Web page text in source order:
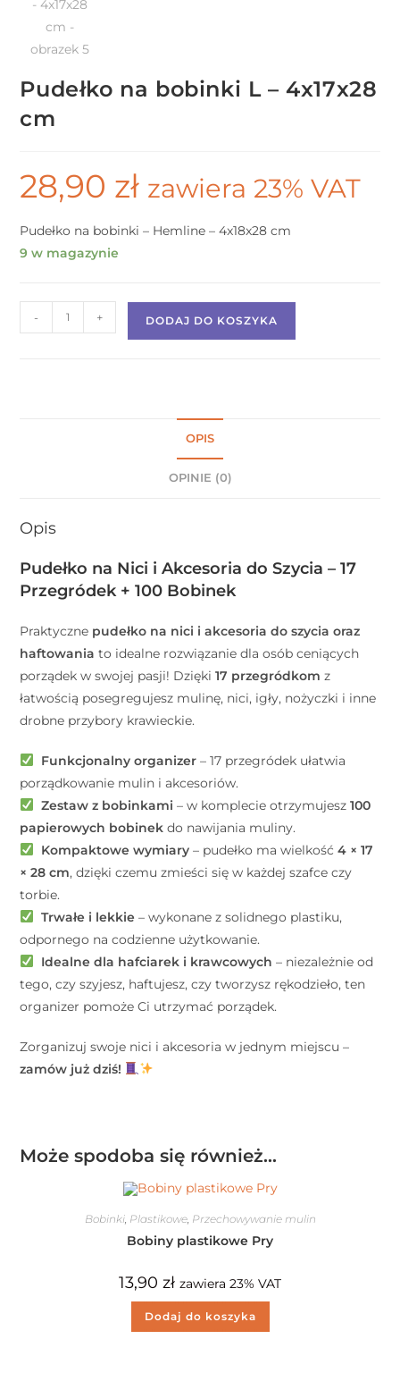
Pudełko na bobinki L – 4x17x28
cm
28,90 zł zawiera 23% VAT
Pudełko na bobinki – Hemline – 4x18x28 cm
9 w magazynie
- + DODAJ DO KOSZYKA
OPIS
OPINIE (0)
Opis
Pudełko na Nici i Akcesoria do Szycia – 17
Przegródek + 100 Bobinek
Praktyczne pudełko na nici i akcesoria do szycia oraz
haftowania to idealne rozwiązanie dla osób ceniących
porządek w swojej pasji! Dzięki17 przegródkom z
łatwością posegregujesz mulinę, nici, igły, nożyczki i inne
drobne przybory krawieckie.
Funkcjonalny organizer – 17 przegródek ułatwia
porządkowanie mulin i akcesoriów.
Zestaw z bobinkami – w komplecie otrzymujesz100
papierowych bobinek do nawijania muliny.
Kompaktowe wymiary – pudełko ma wielkość4 × 17
× 28 cm, dzięki czemu zmieści się w każdej szafce czy
torbie.
Trwałe i lekkie – wykonane z solidnego plastiku,
odpornego na codzienne użytkowanie.
Idealne dla hafciarek i krawcowych – niezależnie od
tego, czy szyjesz, haftujesz, czy tworzysz rękodzieło, ten
organizer pomoże Ci utrzymać porządek.
Zorganizuj swoje nici i akcesoria w jednym miejscu –
zamów już dziś!
Może spodoba się również…
Bobinki, Plastikowe, Przechowywanie mulin
Bobiny plastikowe Pry
13,90 zł zawiera 23% VAT
Dodaj do koszyka